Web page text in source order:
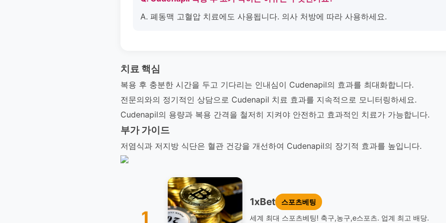
A. 폐동맥 고혈압 치료에도 사용됩니다. 의사 처방에 따라 사용하세요.
치료 핵심
복용 후 충분한 시간을 두고 기다리는 인내심이 Cudenapil의 효과를 최대화합니다.
전문의와의 정기적인 상담으로 Cudenapil 치료 효과를 지속적으로 모니터링하세요.
Cudenapil의 용량과 복용 간격을 철저히 지켜야 안전하고 효과적인 치료가 가능합니다.
부가 가이드
저염식과 저지방 식단은 혈관 건강을 개선하여 Cudenapil의 장기적 효과를 높입니다.
1
1xBet
스포츠베팅
세계 최대 스포츠베팅! 축구,농구,e스포츠. 업계 최고 배당.